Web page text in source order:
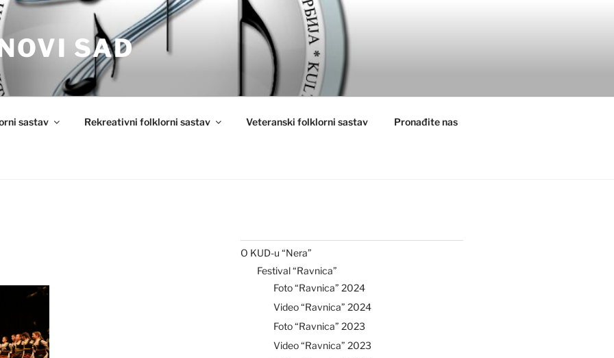
SAD
sastav Rekreativni folklorni sastav Veteranski folklorni sastav Pronađite nas
O KUD-u “Nera”
Festival “Ravnica”
Foto “Ravnica” 2024
Video “Ravnica” 2024
Foto “Ravnica” 2023
Video “Ravnica” 2023